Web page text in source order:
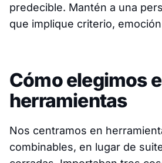
predecible. Mantén a una
que implique criterio,
Cómo elegimos
herramientas
Nos centramos en
combinables, en lugar de